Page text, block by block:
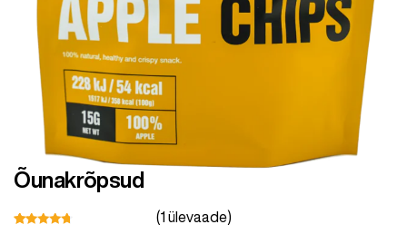
Snäkid Joogid Vegan
Lihavaba Lapsed
Õunakrõpsud
(1 ülevaade)